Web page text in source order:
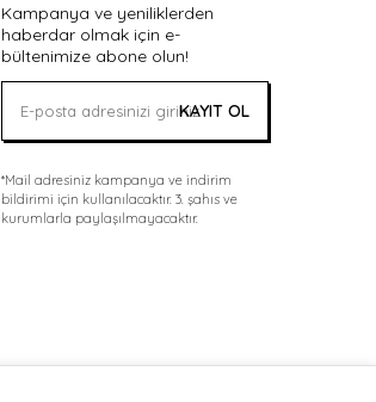
Kampanya ve yeniliklerden
haberdar olmak için e-
bültenimize abone olun!
KAYIT OL
*Mail adresiniz kampanya ve indirim
bildirimi için kullanılacaktır. 3. şahıs ve
kurumlarla paylaşılmayacaktır.